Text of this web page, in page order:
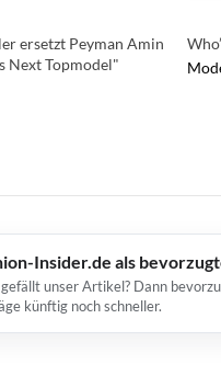
ersetzt Peyman Amin
Next Topmodel"
Insider.de als
gefällt unser Artikel? Dann
künftig noch schneller.